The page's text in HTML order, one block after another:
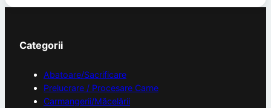
Categorii
Abatoare/Sacrificare
Prelucrare / Procesare Carne
Carmangerii/Măcelării